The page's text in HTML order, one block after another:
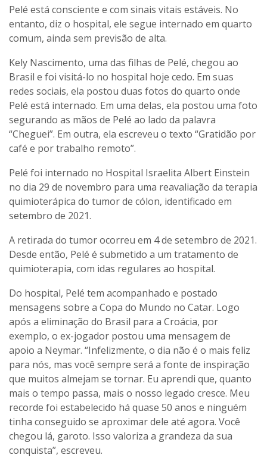
Pelé está consciente e com sinais vitais estáveis. No
entanto, diz o hospital, ele segue internado em quarto
comum, ainda sem previsão de alta.
Kely Nascimento, uma das filhas de Pelé, chegou ao
Brasil e foi visitá-lo no hospital hoje cedo. Em suas
redes sociais, ela postou duas fotos do quarto onde
Pelé está internado. Em uma delas, ela postou uma foto
segurando as mãos de Pelé ao lado da palavra
“Cheguei”. Em outra, ela escreveu o texto “Gratidão por
café e por trabalho remoto”.
Pelé foi internado no Hospital Israelita Albert Einstein
no dia 29 de novembro para uma reavaliação da terapia
quimioterápica do tumor de cólon, identificado em
setembro de 2021.
A retirada do tumor ocorreu em 4 de setembro de 2021.
Desde então, Pelé é submetido a um tratamento de
quimioterapia, com idas regulares ao hospital.
Do hospital, Pelé tem acompanhado e postado
mensagens sobre a Copa do Mundo no Catar. Logo
após a eliminação do Brasil para a Croácia, por
exemplo, o ex-jogador postou uma mensagem de
apoio a Neymar. “Infelizmente, o dia não é o mais feliz
para nós, mas você sempre será a fonte de inspiração
que muitos almejam se tornar. Eu aprendi que, quanto
mais o tempo passa, mais o nosso legado cresce. Meu
recorde foi estabelecido há quase 50 anos e ninguém
tinha conseguido se aproximar dele até agora. Você
chegou lá, garoto. Isso valoriza a grandeza da sua
conquista”, escreveu.